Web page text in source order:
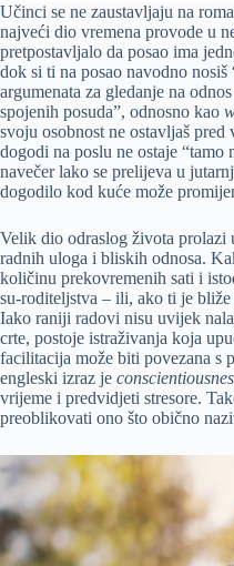
Učinci se ne zaustavljaju na
najveći dio vremena provode u
pretpostavljalo da posao ima
dok si ti na posao navodno
argumenata za gledanje na
spojenih posuda”, odnosno kao
svoju osobnost ne ostavljaš pred
dogodi na poslu ne ostaje “tamo
navečer lako se prelijeva u
dogodilo kod kuće može
Velik dio odraslog života prolazi
radnih uloga i bliskih odnosa.
količinu prekovremenih sati i
su-roditeljstva – ili, ako ti je
Iako raniji radovi nisu uvijek
crte, postoje istraživanja koja
facilitacija može biti povezana s
engleski izraz je
vrijeme i predvidjeti stresore.
preoblikovati ono što obično